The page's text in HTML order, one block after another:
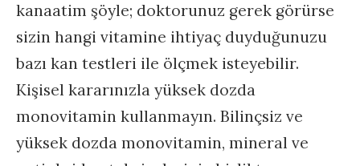
kanaatim şöyle; doktorunuz gerek görürse
sizin hangi vitamine ihtiyaç duyduğunuzu
bazı kan testleri ile ölçmek isteyebilir.
Kişisel kararınızla yüksek dozda
monovitamin kullanmayın. Bilinçsiz ve
yüksek dozda monovitamin, mineral ve